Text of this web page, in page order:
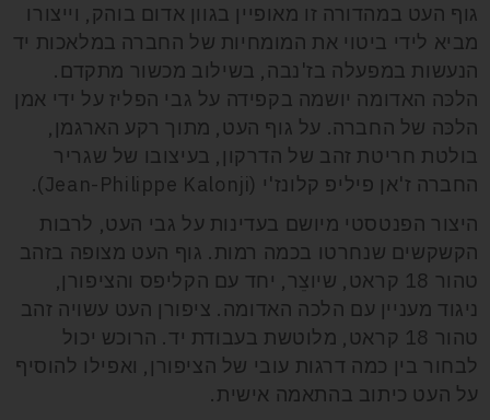
גוף העט במהדורה זו מאופיין בגוון אדום בוהק, וייצורו
מביא לידי ביטוי את המומחיות של החברה במלאכות יד
הנעשות במפעלה בז'נבה, בשילוב מכשור מתקדם.
הלכּה האדומה יושמה בקפידה על גבי הפליז על ידי אמן
הלכּה של החברה. על גוף העט, מתוך רקע הארגמן,
בולטת חריטת זהב של הדרקון, בעיצובו של שגריר
החברה ז'אן פיליפ קלונז'י (Jean-Philippe Kalonji).
היצור הפנטסטי מיושם בעדינות על גבי העט, לרבות
הקשקשים שנחרטו בכמה רמות. גוף העט מצופה בזהב
טהור 18 קראט, שיוצֵר, יחד עם הקליפס והציפורן,
ניגוד מעניין עם הלכה האדומה. ציפורן העט עשויה זהב
טהור 18 קראט, מלוטשת בעבודת יד. הרוכש יכול
לבחור בין כמה דרגות עובי של הציפורן, ואפילו להוסיף
על העט כיתוב בהתאמה אישית.